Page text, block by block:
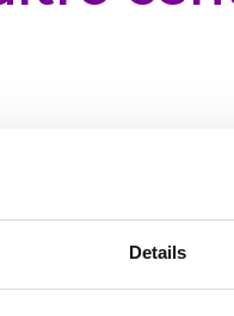
Details
anche nel tuo
un semplice